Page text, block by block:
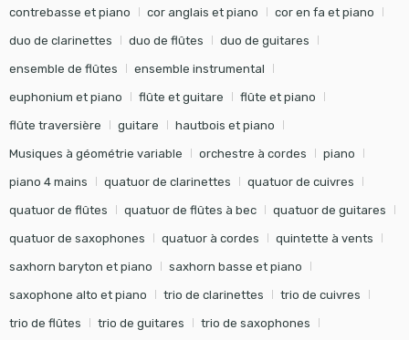
contrebasse et piano cor anglais et piano cor en fa et piano
duo de clarinettes duo de flûtes duo de guitares
ensemble de flûtes ensemble instrumental
euphonium et piano flûte et guitare flûte et piano
flûte traversière guitare hautbois et piano
Musiques à géométrie variable orchestre à cordes piano
piano 4 mains quatuor de clarinettes quatuor de cuivres
quatuor de flûtes quatuor de flûtes à bec quatuor de guitares
quatuor de saxophones quatuor à cordes quintette à vents
saxhorn baryton et piano saxhorn basse et piano
saxophone alto et piano trio de clarinettes trio de cuivres
trio de flûtes trio de guitares trio de saxophones